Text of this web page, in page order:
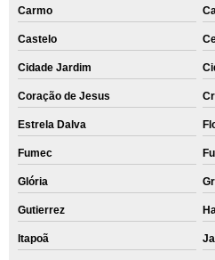
Carmo
Castelo
Cidade Jardim
Coração de Jesus
Estrela Dalva
Fumec
Glória
Gutierrez
Itapoã